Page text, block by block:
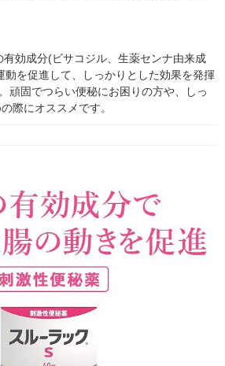
効成分(ビサコジル、生薬センナ由来成
動を促進して、しっかりとした効果を発揮
頑固でつらい便秘にお困りの方や、しっ
際にオススメです。